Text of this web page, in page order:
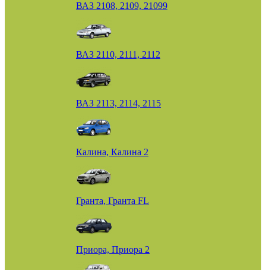
ВАЗ 2108, 2109, 21099
ВАЗ 2110, 2111, 2112
ВАЗ 2113, 2114, 2115
Калина, Калина 2
Гранта, Гранта FL
Приора, Приора 2